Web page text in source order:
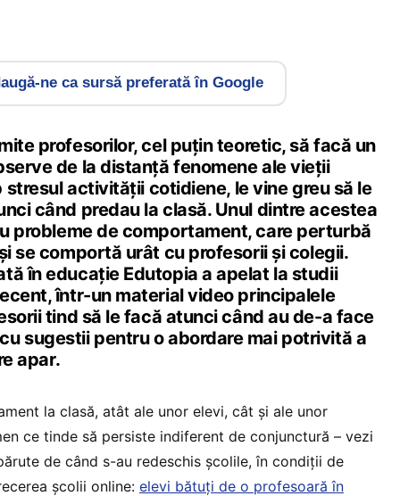
ne ca sursă preferată în Google
profesorilor, cel puțin teoretic, să facă un
de la distanță fenomene ale vieții
stresul activității cotidiene, le vine greu să le
când predau la clasă. Unul dintre acestea
probleme de comportament, care perturbă
se comportă urât cu profesorii și colegii.
în educație Edutopia a apelat la studii
într-un material video principalele
tind să le facă atunci când au de-a face
sugestii pentru o abordare mai potrivită a
apar.
la clasă, atât ale unor elevi, cât și ale unor
ce tinde să persiste indiferent de conjunctură – vezi
de când s-au redeschis școlile, în condiții de
școlii online: elevi bătuți de o profesoară în